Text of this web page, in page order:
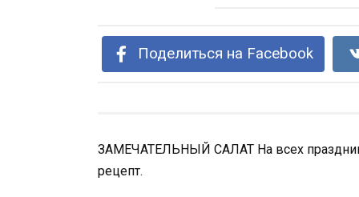
Поделиться на Facebook
ЗАМЕЧАТЕЛЬНЫЙ САЛАТ На всех
рецепт.